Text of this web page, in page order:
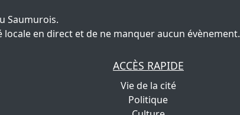
Saumurois.
en direct et de ne manquer aucun évènement.
ACCÈS RAPIDE
Vie de la cité
Politique